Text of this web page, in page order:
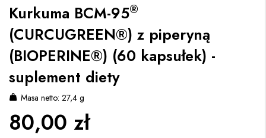
Kurkuma BCM-95®
(CURCUGREEN®) z piperyną
(BIOPERINE®) (60 kapsułek) -
suplement diety
Masa netto: 27,4 g
80,00 zł